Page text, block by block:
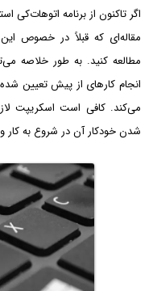
اگر تاکنون از برنامه اتوهات‌کی
مقاله‌ای که قبلاً در خصوص این
انجام کارهای از پیش تعیین
می‌کند. کافی است اسکریپت
شدن خودکار آن در شروع به کار